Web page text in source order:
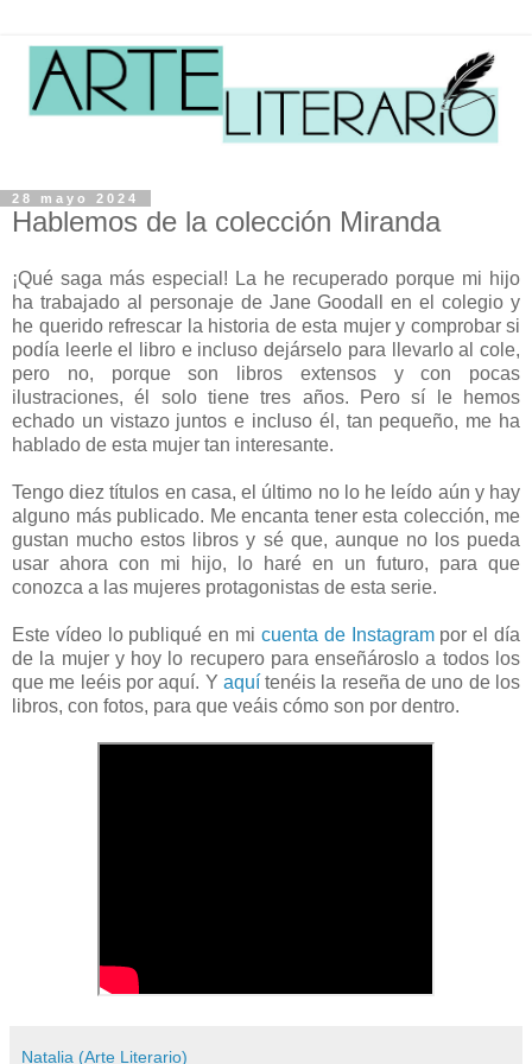
28 mayo 2024
Hablemos de la colección Miranda
¡Qué saga más especial! La he recuperado porque mi hijo
ha trabajado al personaje de Jane Goodall en el colegio y
he querido refrescar la historia de esta mujer y comprobar si
podía leerle el libro e incluso dejárselo para llevarlo al cole,
pero no, porque son libros extensos y con pocas
ilustraciones, él solo tiene tres años. Pero sí le hemos
echado un vistazo juntos e incluso él, tan pequeño, me ha
hablado de esta mujer tan interesante.
Tengo diez títulos en casa, el último no lo he leído aún y hay
alguno más publicado. Me encanta tener esta colección, me
gustan mucho estos libros y sé que, aunque no los pueda
usar ahora con mi hijo, lo haré en un futuro, para que
conozca a las mujeres protagonistas de esta serie.
Este vídeo lo publiqué en mi cuenta de Instagrampor el día
de la mujer y hoy lo recupero para enseñároslo a todos los
que me leéis por aquí. Y aquítenéis la reseña de uno de los
libros, con fotos, para que veáis cómo son por dentro.
Natalia (Arte Literario)